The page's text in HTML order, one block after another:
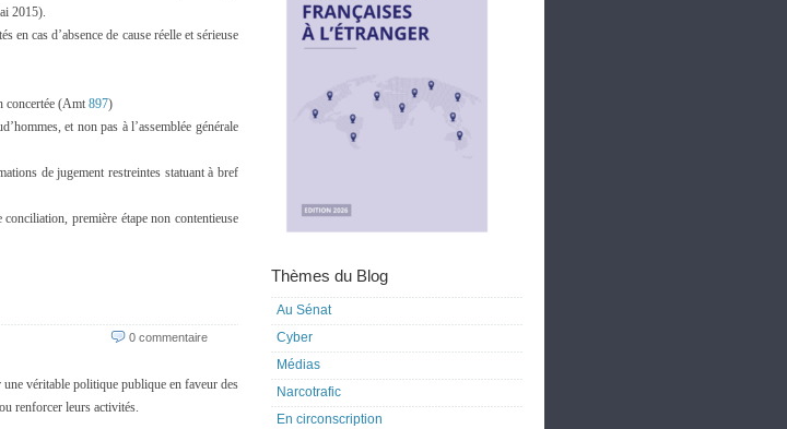
2015).
en cas d’absence de cause réelle et sérieuse
concertée (Amt 897)
et non pas à l’assemblée générale
de jugement restreintes statuant à bref
première étape non contentieuse
0 commentaire
véritable politique publique en faveur des
renforcer leurs activités.
Thèmes du Blog
Au Sénat
Cyber
Médias
Narcotrafic
En circonscription